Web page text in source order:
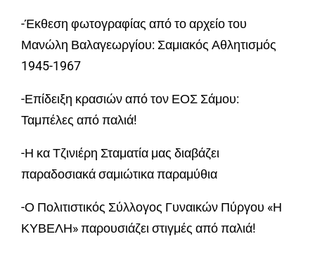
-Έκθεση φωτογραφίας από το αρχείο του
Μανώλη Βαλαγεωργίου: Σαμιακός Αθλητισμός
1945-1967
-Επίδειξη κρασιών από τον ΕΟΣ Σάμου:
Ταμπέλες από παλιά!
-Η κα Τζινιέρη Σταματία μας διαβάζει
παραδοσιακά σαμιώτικα παραμύθια
-Ο Πολιτιστικός Σύλλογος Γυναικών Πύργου «Η
ΚΥΒΕΛΗ» παρουσιάζει στιγμές από παλιά!